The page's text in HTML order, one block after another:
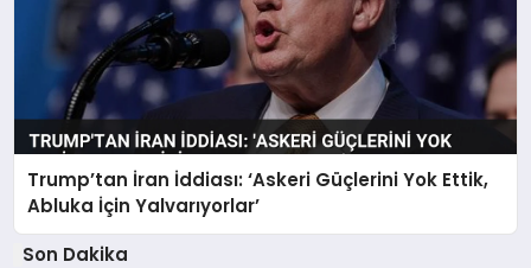
Trump’tan İran İddiası: ‘Askeri Güçlerini Yok Ettik,
Abluka İçin Yalvarıyorlar’
Son Dakika